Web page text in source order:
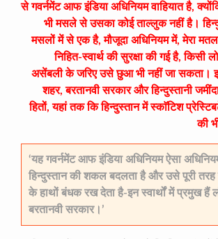
से गवर्नमेंट आफ इंडिया अधिनियम वाहियात है,
भी मसले से उसका कोई ताल्लुक नहीं है।
मसलों में से एक है, मौजूदा अधिनियम में, मेरा
निहित-स्वार्थ की सुरक्षा की गई है, किसी
असेंबली के जरिए उसे छुआ भी नहीं जा सकता।
शहर, बरतानवी सरकार और हिन्दुस्तानी
हितों, यहां तक कि हिन्दुस्तान में स्काॅटिश
की
‘यह गवर्नमेंट आफ इंडिया अधिनियम ऐसा
हिन्दुस्तान की शकल बदलता है और उसे पूरी तरह
के हाथों बंधक रख देता है-इन स्वार्थों में प्रमुख
बरतानवी सरकार।’